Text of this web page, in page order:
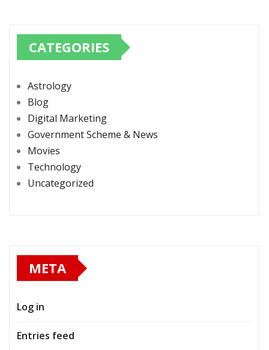
CATEGORIES
Astrology
Blog
Digital Marketing
Government Scheme & News
Movies
Technology
Uncategorized
META
Log in
Entries feed